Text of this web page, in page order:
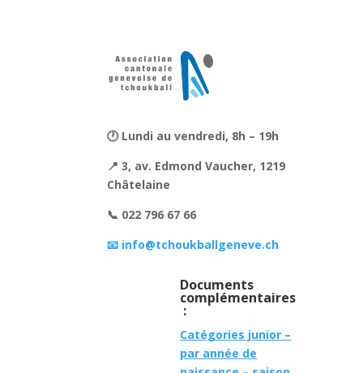
🕐 Lundi au vendredi, 8h – 19h
📍 3, av. Edmond Vaucher, 1219
Châtelaine
📞 022 796 67 66
📧 info@tchoukballgeneve.ch
Documents
complémentaires
:
Catégories junior –
par année de